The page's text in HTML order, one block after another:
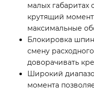
малых габаритах
крутящий
максимальные
Блокировка
смену
доворачивать
Широкий
момента